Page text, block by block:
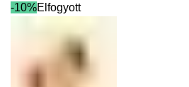
-10%Elfogyott